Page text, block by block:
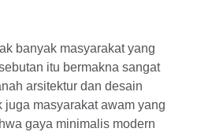
banyak masyarakat yang
itu bermakna sangat
arsitektur dan desain
juga masyarakat awam yang
gaya minimalis modern